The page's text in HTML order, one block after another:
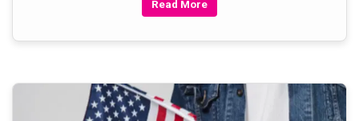
Read More